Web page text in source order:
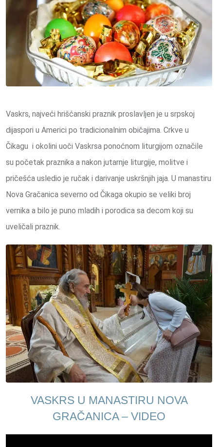
Vaskrs, najveći hrišćanski praznik proslavljen je u srpskoj
dijaspori u Americi po tradicionalnim običajima. Crkve u
Čikagu i okolini uoči Vaskrsa ponoćnom liturgijom označile
su početak praznika a nakon jutarnje liturgije, molitve i
pričešća usledio je ručak i darivanje uskršnjih jaja. U manastiru
Nova Gračanica severno od Čikaga okupio se veliki broj
vernika a bilo je puno mladih i porodica sa decom koji su
uveličali praznik.
VASKRS U MANASTIRU NOVA
GRAČANICA – VIDEO